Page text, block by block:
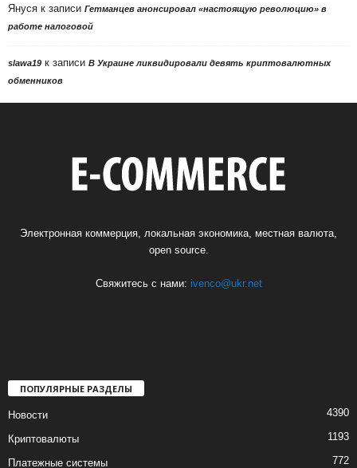
Януся к записи Гетманцев анонсировал «настоящую революцию» в
работе налоговой
slawa19 к записи В Украине ликвидировали девять криптовалютных
обменников
Электронная коммерция, локальная экономика, местная валюта,
open source.
Свяжитесь с нами: ivenco@ukr.net
ПОПУЛЯРНЫЕ РАЗДЕЛЫ
Новости 4390
Криптовалюты 1193
Платежные системы 772